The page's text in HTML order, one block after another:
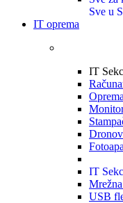
Sve u
IT oprema
IT
IT
USB